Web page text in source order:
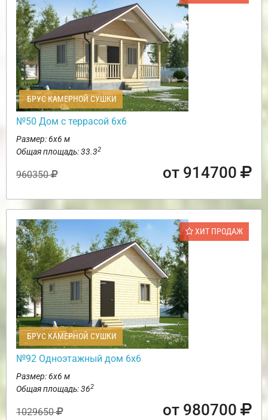
БРУС КАМЕРНОЙ СУШКИ
№50 Дом с террасой 6х6
Размер: 6х6 м
Общая площадь: 33.32
960350 от 914700
ХИТ ПРОДАЖ
БРУС КАМЕРНОЙ СУШКИ
№92 Одноэтажный дом 6х6
Размер: 6х6 м
Общая площадь: 362
1029650 от 980700